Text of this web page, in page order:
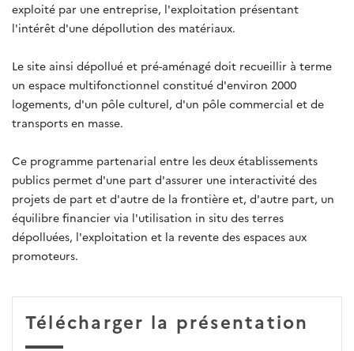
exploité par une entreprise, l'exploitation présentant
l'intérêt d'une dépollution des matériaux.
Le site ainsi dépollué et pré-aménagé doit recueillir à terme
un espace multifonctionnel constitué d'environ 2000
logements, d'un pôle culturel, d'un pôle commercial et de
transports en masse.
Ce programme partenarial entre les deux établissements
publics permet d'une part d'assurer une interactivité des
projets de part et d'autre de la frontière et, d'autre part, un
équilibre financier via l'utilisation in situ des terres
dépolluées, l'exploitation et la revente des espaces aux
promoteurs.
Télécharger la présentation